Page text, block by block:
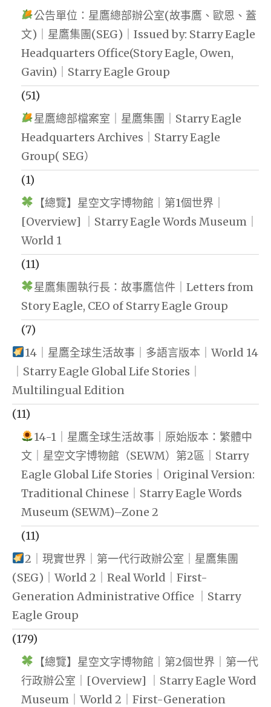
公告單位：星鷹總部辦公室(故事鷹、歐恩、蓋
文)｜星鷹集團(SEG)｜Issued by: Starry Eagle
Headquarters Office(Story Eagle, Owen,
Gavin)｜Starry Eagle Group
(51)
星鷹總部檔案室｜星鷹集團｜Starry Eagle
Headquarters Archives｜Starry Eagle
Group( SEG）
(1)
【總覽】星空文字博物館｜第1個世界｜
[Overview] ｜Starry Eagle Words Museum｜
World 1
(11)
星鷹集團執行長：故事鷹信件｜Letters from
Story Eagle, CEO of Starry Eagle Group
(7)
14｜星鷹全球生活故事｜多語言版本｜World 14
｜Starry Eagle Global Life Stories｜
Multilingual Edition
(11)
14-1｜星鷹全球生活故事｜原始版本：繁體中
文｜星空文字博物館（SEWM）第2區｜Starry
Eagle Global Life Stories｜Original Version:
Traditional Chinese｜Starry Eagle Words
Museum (SEWM)–Zone 2
(11)
2｜現實世界｜第一代行政辦公室｜星鷹集團
(SEG)｜World 2｜Real World｜First-
Generation Administrative Office ｜Starry
Eagle Group
(179)
【總覽】星空文字博物館｜第2個世界｜第一代
行政辦公室｜[Overview] ｜Starry Eagle Word
Museum｜World 2｜First-Generation